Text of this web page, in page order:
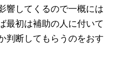
響してくるので一概には
最初は補助の人に付いて
判断してもらうのをおす